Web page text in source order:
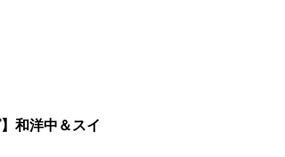
和洋中＆スイ